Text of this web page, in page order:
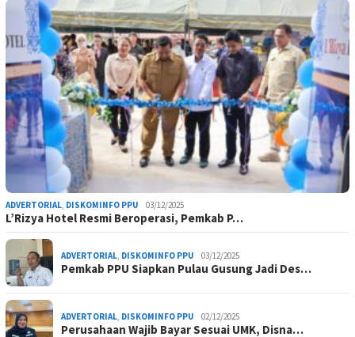
ADVERTORIAL DISKOMINFO PPU 03/12/2025
L’Rizya Hotel Resmi Beroperasi, Pemkab P…
ADVERTORIAL DISKOMINFO PPU 03/12/2025
Pemkab PPU Siapkan Pulau Gusung Jadi Des…
ADVERTORIAL DISKOMINFO PPU 02/12/2025
Perusahaan Wajib Bayar Sesuai UMK, Disna…